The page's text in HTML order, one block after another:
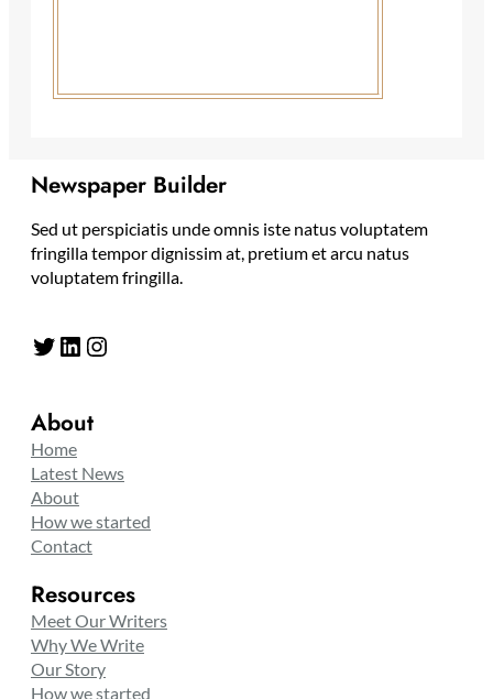
Newspaper Builder
Sed ut perspiciatis unde omnis iste natus voluptatem
fringilla tempor dignissim at, pretium et arcu natus
voluptatem fringilla.
Twitter LinkedIn Instagram
About
Home
Latest News
About
How we started
Contact
Resources
Meet Our Writers
Why We Write
Our Story
How we started